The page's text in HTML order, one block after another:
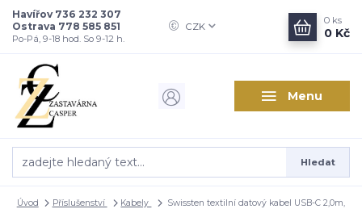
Menu
CZK
Hledat
Havířov 736 232 307
Ostrava 778 585 851
Po-Pá, 9-18 hod. So 9-12 h.
0 ks
0 Kč
Úvod Příslušenství Kabely
Swissten textilní datový kabel USB-C 2,0m,